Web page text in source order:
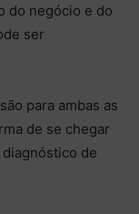
do negócio e do
ser
para ambas as
de se chegar
de